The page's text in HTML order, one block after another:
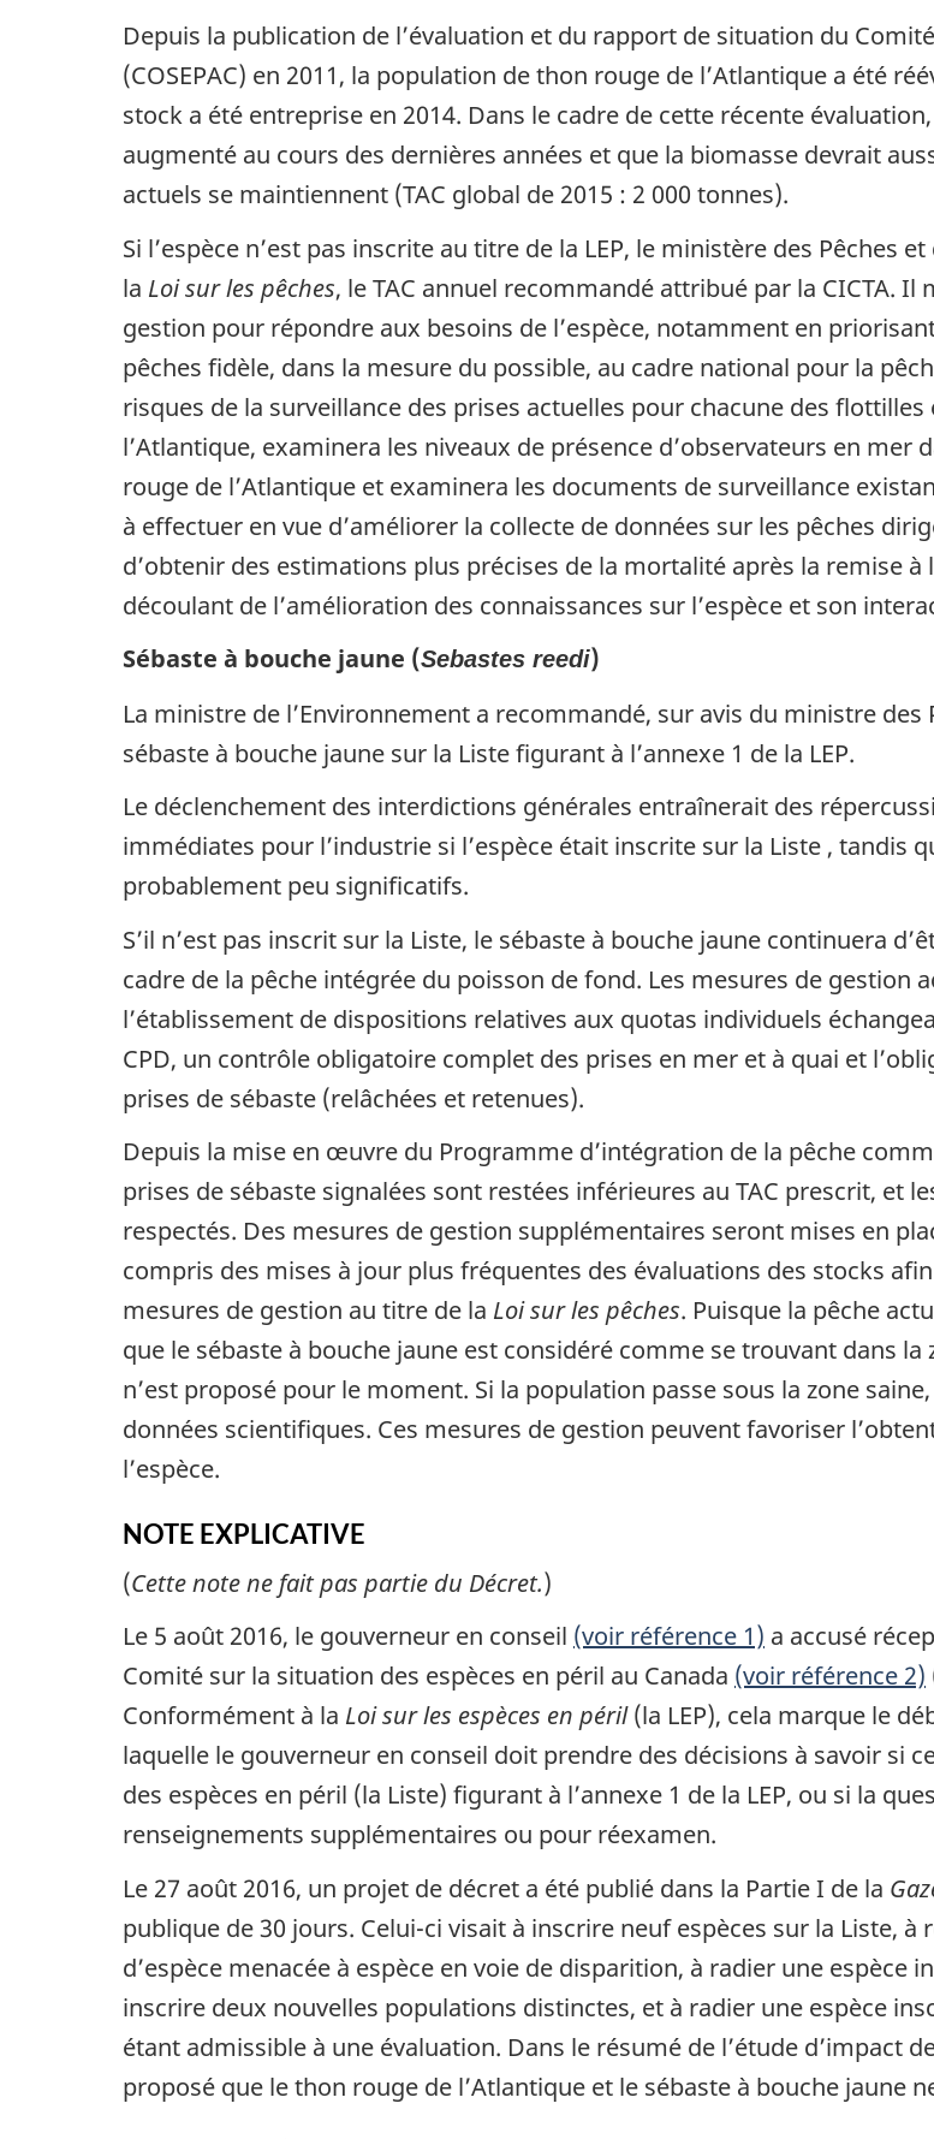
Depuis la publication de l’évaluation et du rapport de situation du
(COSEPAC) en 2011, la population de thon rouge de l’Atlantique a été
stock a été entreprise en 2014. Dans le cadre de cette récente
augmenté au cours des dernières années et que la biomasse devrait
actuels se maintiennent (TAC global de 2015 : 2 000 tonnes).
Si l’espèce n’est pas inscrite au titre de la LEP, le ministère des Pêches
la Loi sur les pêches, le TAC annuel recommandé attribué par la CICTA.
gestion pour répondre aux besoins de l’espèce, notamment en
pêches fidèle, dans la mesure du possible, au cadre national pour la
risques de la surveillance des prises actuelles pour chacune des
l’Atlantique, examinera les niveaux de présence d’observateurs en
rouge de l’Atlantique et examinera les documents de surveillance
à effectuer en vue d’améliorer la collecte de données sur les pêches
d’obtenir des estimations plus précises de la mortalité après la remise à
découlant de l’amélioration des connaissances sur l’espèce et son
Sébaste à bouche jaune (Sebastes reedi)
La ministre de l’Environnement a recommandé, sur avis du ministre des
sébaste à bouche jaune sur la Liste figurant à l’annexe 1 de la LEP.
Le déclenchement des interdictions générales entraînerait des
immédiates pour l’industrie si l’espèce était inscrite sur la Liste , tandis
probablement peu significatifs.
S’il n’est pas inscrit sur la Liste, le sébaste à bouche jaune continuera
cadre de la pêche intégrée du poisson de fond. Les mesures de gestion
l’établissement de dispositions relatives aux quotas individuels
CPD, un contrôle obligatoire complet des prises en mer et à quai et
prises de sébaste (relâchées et retenues).
Depuis la mise en œuvre du Programme d’intégration de la pêche
prises de sébaste signalées sont restées inférieures au TAC prescrit, et
respectés. Des mesures de gestion supplémentaires seront mises en
compris des mises à jour plus fréquentes des évaluations des stocks
mesures de gestion au titre de la Loi sur les pêches. Puisque la pêche
que le sébaste à bouche jaune est considéré comme se trouvant dans la
n’est proposé pour le moment. Si la population passe sous la zone
données scientifiques. Ces mesures de gestion peuvent favoriser
l’espèce.
NOTE EXPLICATIVE
(Cette note ne fait pas partie du Décret.)
Le 5 août 2016, le gouverneur en conseil (voir référence 1) a accusé
Comité sur la situation des espèces en péril au Canada (voir référence 2)
Conformément à la Loi sur les espèces en péril(la LEP), cela marque le
laquelle le gouverneur en conseil doit prendre des décisions à savoir si
des espèces en péril (la Liste) figurant à l’annexe 1 de la LEP, ou si la
renseignements supplémentaires ou pour réexamen.
Le 27 août 2016, un projet de décret a été publié dans la Partie I de la
publique de 30 jours. Celui-ci visait à inscrire neuf espèces sur la Liste,
d’espèce menacée à espèce en voie de disparition, à radier une
inscrire deux nouvelles populations distinctes, et à radier une espèce
étant admissible à une évaluation. Dans le résumé de l’étude d’impact
proposé que le thon rouge de l’Atlantique et le sébaste à bouche jaune